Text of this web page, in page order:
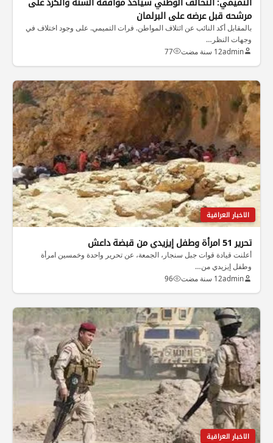
مرشحه قبل عرضه على البرلمان
بالمقابل أكد النائب عن ائتلاف المواطن. فرات التميمي. على وجود اختلاف في
وجهات النظر…
admin12 سنة مضت 77
الاخبار العراقية
تحرير 51 امرأة وطفل إيزيدي من قبضة داعش
أعلنت قيادة قوات جبل سنجار، الجمعة، عن تحرير واحدة وخمسين امرأة
وطفل إيزيدي من…
admin12 سنة مضت 96
الاخبار العراقية